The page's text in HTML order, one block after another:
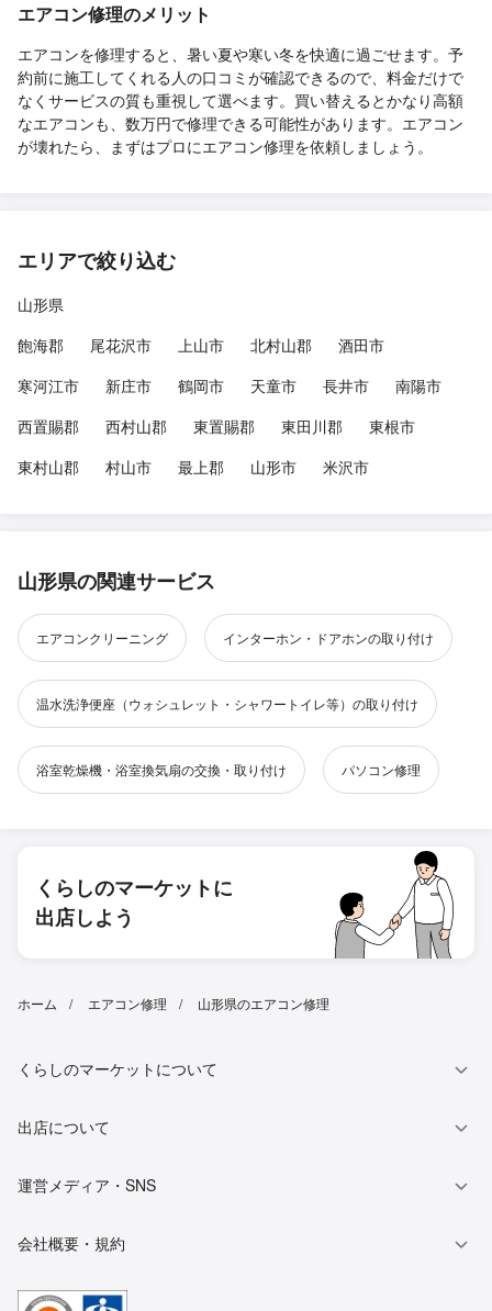
エアコン修理のメリット
エアコンを修理すると、暑い夏や寒い冬を快適に過ごせます。予
約前に施工してくれる人の口コミが確認できるので、料金だけで
なくサービスの質も重視して選べます。買い替えるとかなり高額
なエアコンも、数万円で修理できる可能性があります。エアコン
が壊れたら、まずはプロにエアコン修理を依頼しましょう。
エリアで絞り込む
山形県
飽海郡
尾花沢市 上山市 北村山郡
酒田市
寒河江市
新庄市 鶴岡市 天童市 長井市
南陽市
西置賜郡
西村山郡 東置賜郡 東田川郡
東根市
東村山郡
村山市 最上郡 山形市 米沢市
山形県の関連サービス
エアコンクリーニング インターホン・ドアホンの取り付け
温水洗浄便座（ウォシュレット・シャワートイレ等）の取り付け
浴室乾燥機・浴室換気扇の交換・取り付け パソコン修理
くらしのマーケットに
出店しよう
ホーム エアコン修理 山形県のエアコン修理
くらしのマーケットについて
出店について
運営メディア・SNS
会社概要・規約